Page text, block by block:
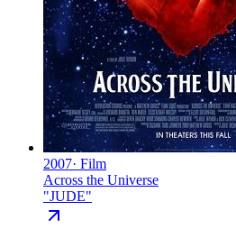
2007· Film
Across the Universe
"JUDE"